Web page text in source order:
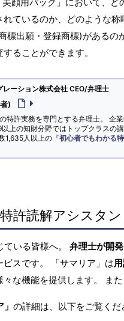
ているのか、どのような
標出願・登録商標)がある
ることができます。
レーション株式会社 CEO/弁理士
)
特許実務を専門とする弁理士。
上の知財分野ではトップクラスの講
1,635人以上の『初心者でもわかる
許読解アシスタン
ている皆様へ。 弁理士が開
スです。 「サマリア」は
な機能を提供します。 ま
の詳細は、以下をご覧くだ